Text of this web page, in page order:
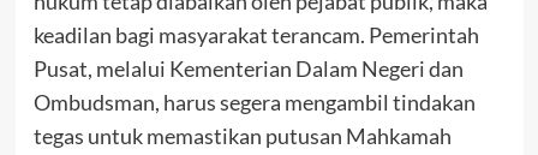
keadilan bagi masyarakat terancam. Pemerintah
Pusat, melalui Kementerian Dalam Negeri dan
Ombudsman, harus segera mengambil tindakan
tegas untuk memastikan putusan Mahkamah